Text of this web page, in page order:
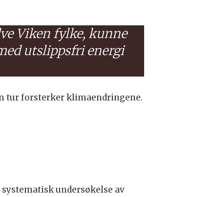
Viken fylke, kunne
utslippsfri energi
tur forsterker klimaendringene.
undersøkelse av